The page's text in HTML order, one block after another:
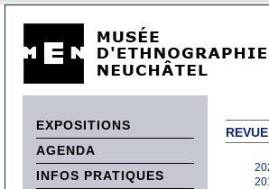
EXPOSITIONS
AGENDA
INFOS PRATIQUES